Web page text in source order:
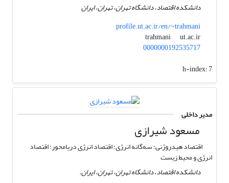
دانشکده اقتصاد، دانشگاه تهران، تهران، ایران
profile.ut.ac.ir/en/~trahmani
trahmani
ut.ac.ir
0000000192535717
h-index:7
مدیر داخلی
مسعود شیرازی
اقتصاد هیدروژنی؛ سه‌گانه انرژی؛ اقتصاد انرژی دریامحور؛ اقتصاد
انرژی و محیط زیست
دانشکده اقتصاد، دانشگاه تهران، تهران، ایران.